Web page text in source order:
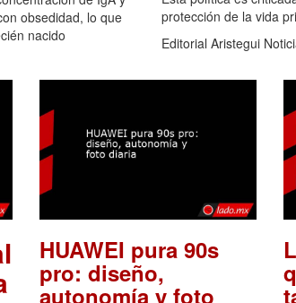
obsedidad, lo que
nacido
protección de la vida
Editorial Aristegui
HUAWEI pura 90s
pro: diseño,
autonomía y foto